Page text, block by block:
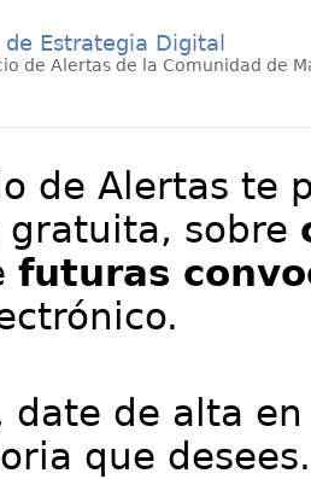
de Estrategia Digital
de Alertas de la Comunidad de
de Alertas te
gratuita, sobre
futuras
date de alta
que desees.